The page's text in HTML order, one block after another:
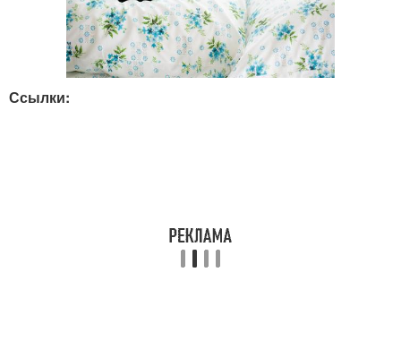
Ссылки: